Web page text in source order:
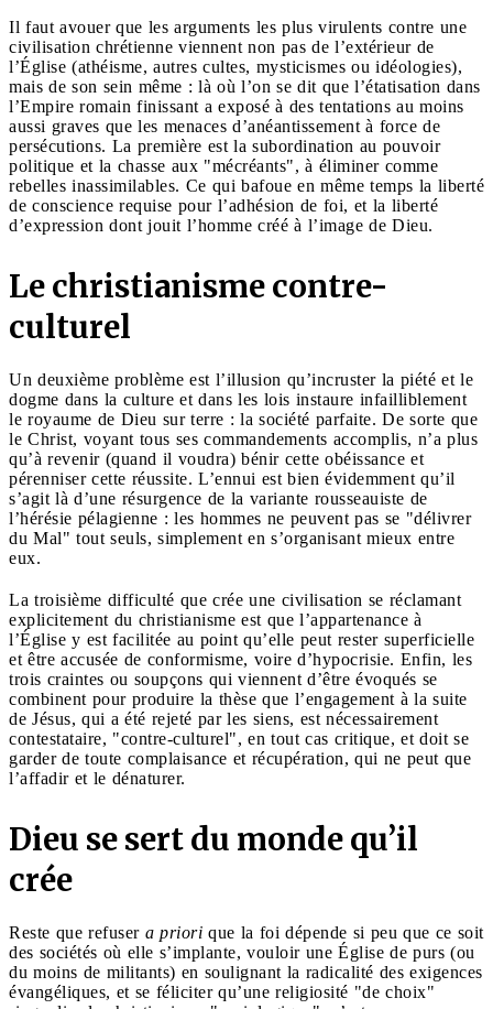
Il faut avouer que les arguments les plus virulents contre une
civilisation chrétienne viennent non pas de l’extérieur de
l’Église (athéisme, autres cultes, mysticismes ou idéologies),
mais de son sein même : là où l’on se dit que l’étatisation dans
l’Empire romain finissant a exposé à des tentations au moins
aussi graves que les menaces d’anéantissement à force de
persécutions. La première est la subordination au pouvoir
politique et la chasse aux "mécréants", à éliminer comme
rebelles inassimilables. Ce qui bafoue en même temps la liberté
de conscience requise pour l’adhésion de foi, et la liberté
d’expression dont jouit l’homme créé à l’image de Dieu.
Le christianisme contre-
culturel
Un deuxième problème est l’illusion qu’incruster la piété et le
dogme dans la culture et dans les lois instaure infailliblement
le royaume de Dieu sur terre : la société parfaite. De sorte que
le Christ, voyant tous ses commandements accomplis, n’a plus
qu’à revenir (quand il voudra) bénir cette obéissance et
pérenniser cette réussite. L’ennui est bien évidemment qu’il
s’agit là d’une résurgence de la variante rousseauiste de
l’hérésie pélagienne : les hommes ne peuvent pas se "délivrer
du Mal" tout seuls, simplement en s’organisant mieux entre
eux.
La troisième difficulté que crée une civilisation se réclamant
explicitement du christianisme est que l’appartenance à
l’Église y est facilitée au point qu’elle peut rester superficielle
et être accusée de conformisme, voire d’hypocrisie. Enfin, les
trois craintes ou soupçons qui viennent d’être évoqués se
combinent pour produire la thèse que l’engagement à la suite
de Jésus, qui a été rejeté par les siens, est nécessairement
contestataire, "contre-culturel", en tout cas critique, et doit se
garder de toute complaisance et récupération, qui ne peut que
l’affadir et le dénaturer.
Dieu se sert du monde qu’il
crée
Reste que refuser a priori que la foi dépende si peu que ce soit
des sociétés où elle s’implante, vouloir une Église de purs (ou
du moins de militants) en soulignant la radicalité des exigences
évangéliques, et se féliciter qu’une religiosité "de choix"